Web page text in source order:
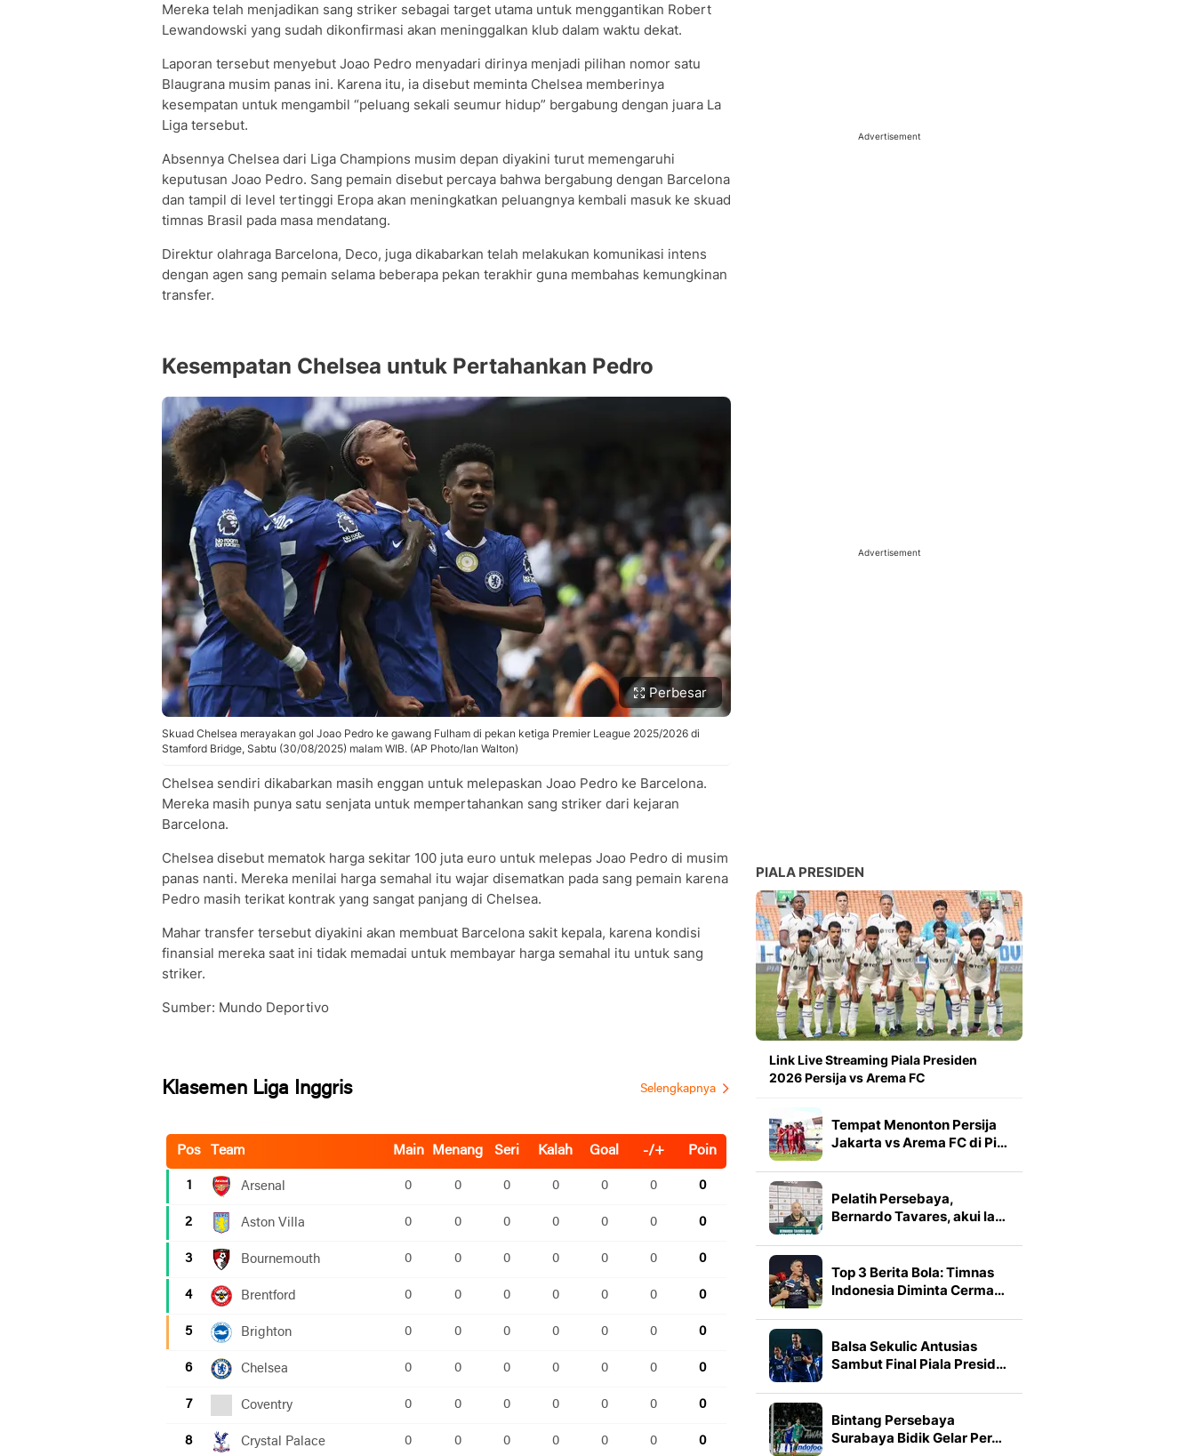
Mereka telah menjadikan sang striker sebagai target utama untuk menggantikan Robert
Lewandowski yang sudah dikonfirmasi akan meninggalkan klub dalam waktu dekat.
Laporan tersebut menyebut Joao Pedro menyadari dirinya menjadi pilihan nomor satu
Blaugrana musim panas ini. Karena itu, ia disebut meminta Chelsea memberinya
kesempatan untuk mengambil “peluang sekali seumur hidup” bergabung dengan juara La
Liga tersebut.
Absennya Chelsea dari Liga Champions musim depan diyakini turut memengaruhi
keputusan Joao Pedro. Sang pemain disebut percaya bahwa bergabung dengan Barcelona
dan tampil di level tertinggi Eropa akan meningkatkan peluangnya kembali masuk ke skuad
timnas Brasil pada masa mendatang.
Direktur olahraga Barcelona, Deco, juga dikabarkan telah melakukan komunikasi intens
dengan agen sang pemain selama beberapa pekan terakhir guna membahas kemungkinan
transfer.
Kesempatan Chelsea untuk Pertahankan Pedro
Perbesar
Skuad Chelsea merayakan gol Joao Pedro ke gawang Fulham di pekan ketiga Premier League 2025/2026 di
Stamford Bridge, Sabtu (30/08/2025) malam WIB. (AP Photo/Ian Walton)
Chelsea sendiri dikabarkan masih enggan untuk melepaskan Joao Pedro ke Barcelona.
Mereka masih punya satu senjata untuk mempertahankan sang striker dari kejaran
Barcelona.
Chelsea disebut mematok harga sekitar 100 juta euro untuk melepas Joao Pedro di musim
panas nanti. Mereka menilai harga semahal itu wajar disematkan pada sang pemain karena
Pedro masih terikat kontrak yang sangat panjang di Chelsea.
Mahar transfer tersebut diyakini akan membuat Barcelona sakit kepala, karena kondisi
finansial mereka saat ini tidak memadai untuk membayar harga semahal itu untuk sang
striker.
Sumber: Mundo Deportivo
Advertisement
Advertisement
PIALA PRESIDEN
Link Live Streaming Piala Presiden
2026 Persija vs Arema FC
Tempat Menonton Persija
Jakarta vs Arema FC di Pi…
Pelatih Persebaya,
Bernardo Tavares, akui la…
Top 3 Berita Bola: Timnas
Indonesia Diminta Cerma…
Balsa Sekulic Antusias
Sambut Final Piala Presid…
Bintang Persebaya
Surabaya Bidik Gelar Per…